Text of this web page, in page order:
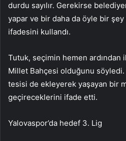
durdu sayılır. Gerekirse
yapar ve bir daha da öyle bir
ifadesini kullandı.
Tutuk, seçimin hemen
Millet Bahçesi olduğunu
tesisi de ekleyerek yaşayan bir
geçireceklerini ifade etti.
Yalovaspor’da hedef 3. Lig